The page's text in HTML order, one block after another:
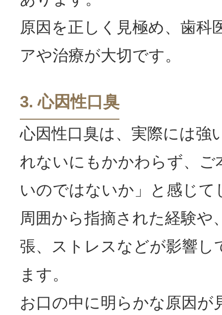
原因を正しく見極め、歯科
アや治療が大切です。
3. 心因性口臭
心因性口臭は、実際には強
れないにもかかわらず、ご
いのではないか」と感じて
周囲から指摘された経験や
張、ストレスなどが影響し
ます。
お口の中に明らかな原因が